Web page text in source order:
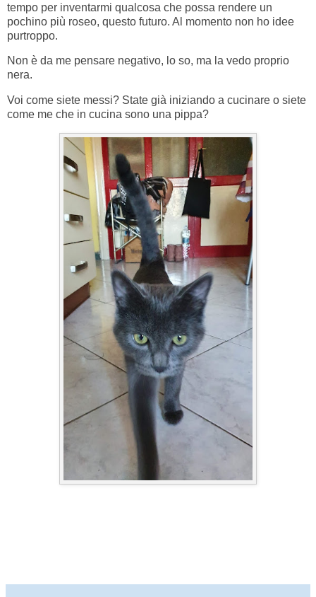
tempo per inventarmi qualcosa che possa rendere un
pochino più roseo, questo futuro. Al momento non ho idee
purtroppo.
Non è da me pensare negativo, lo so, ma la vedo proprio
nera.
Voi come siete messi? State già iniziando a cucinare o siete
come me che in cucina sono una pippa?